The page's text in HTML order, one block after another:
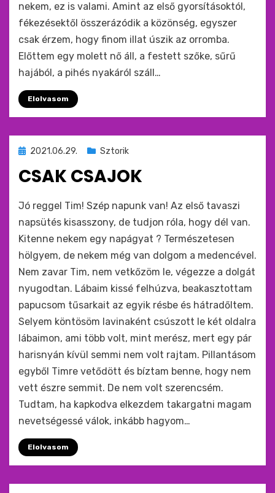
nekem, ez is valami. Amint az első gyorsításoktól,
fékezésektől összerázódik a közönség, egyszer
csak érzem, hogy finom illat úszik az orromba.
Előttem egy molett nő áll, a festett szőke, sűrű
hajából, a pihés nyakáról száll…
Elolvasom
Beküldve
:
2021.06.29. Sztorik
CSAK CSAJOK
monkey
Jó reggel Tim! Szép napunk van! Az első tavaszi
napsütés kisasszony, de tudjon róla, hogy dél van.
Kitenne nekem egy napágyat ? Természetesen
hölgyem, de nekem még van dolgom a medencével.
Nem zavar Tim, nem vetkőzöm le, végezze a dolgát
nyugodtan. Lábaim kissé felhúzva, beakasztottam
papucsom tűsarkait az egyik résbe és hátradőltem.
Selyem köntösöm lavinaként csúszott le két oldalra
lábaimon, ami több volt, mint merész, mert egy pár
harisnyán kívül semmi nem volt rajtam. Pillantásom
egyből Timre vetődött és bíztam benne, hogy nem
vett észre semmit. De nem volt szerencsém.
Tudtam, ha kapkodva elkezdem takargatni magam
nevetségessé válok, inkább hagyom…
Elolvasom